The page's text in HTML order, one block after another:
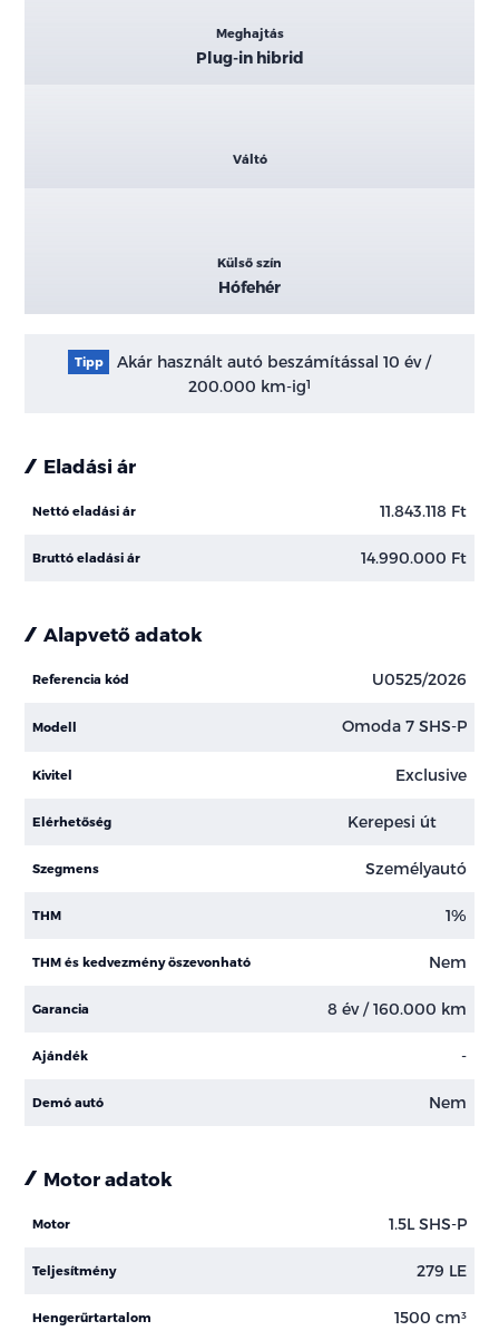
Meghajtás
Plug-in hibrid
Váltó
Külső szín
Hófehér
Tipp
Akár használt autó beszámítással 10 év /
200.000 km-ig1
Eladási ár
Nettó eladási ár 11.843.118 Ft
Bruttó eladási ár 14.990.000 Ft
Alapvető adatok
Referencia kód U0525/2026
Modell Omoda 7 SHS-P
Kivitel Exclusive
Elérhetőség Kerepesi út
Szegmens Személyautó
THM 1%
THM és kedvezmény öszevonható Nem
Garancia 8 év / 160.000 km
Ajándék -
Demó autó Nem
Motor adatok
Motor 1.5L SHS-P
Teljesítmény 279 LE
Hengerűrtartalom 1500 cm³